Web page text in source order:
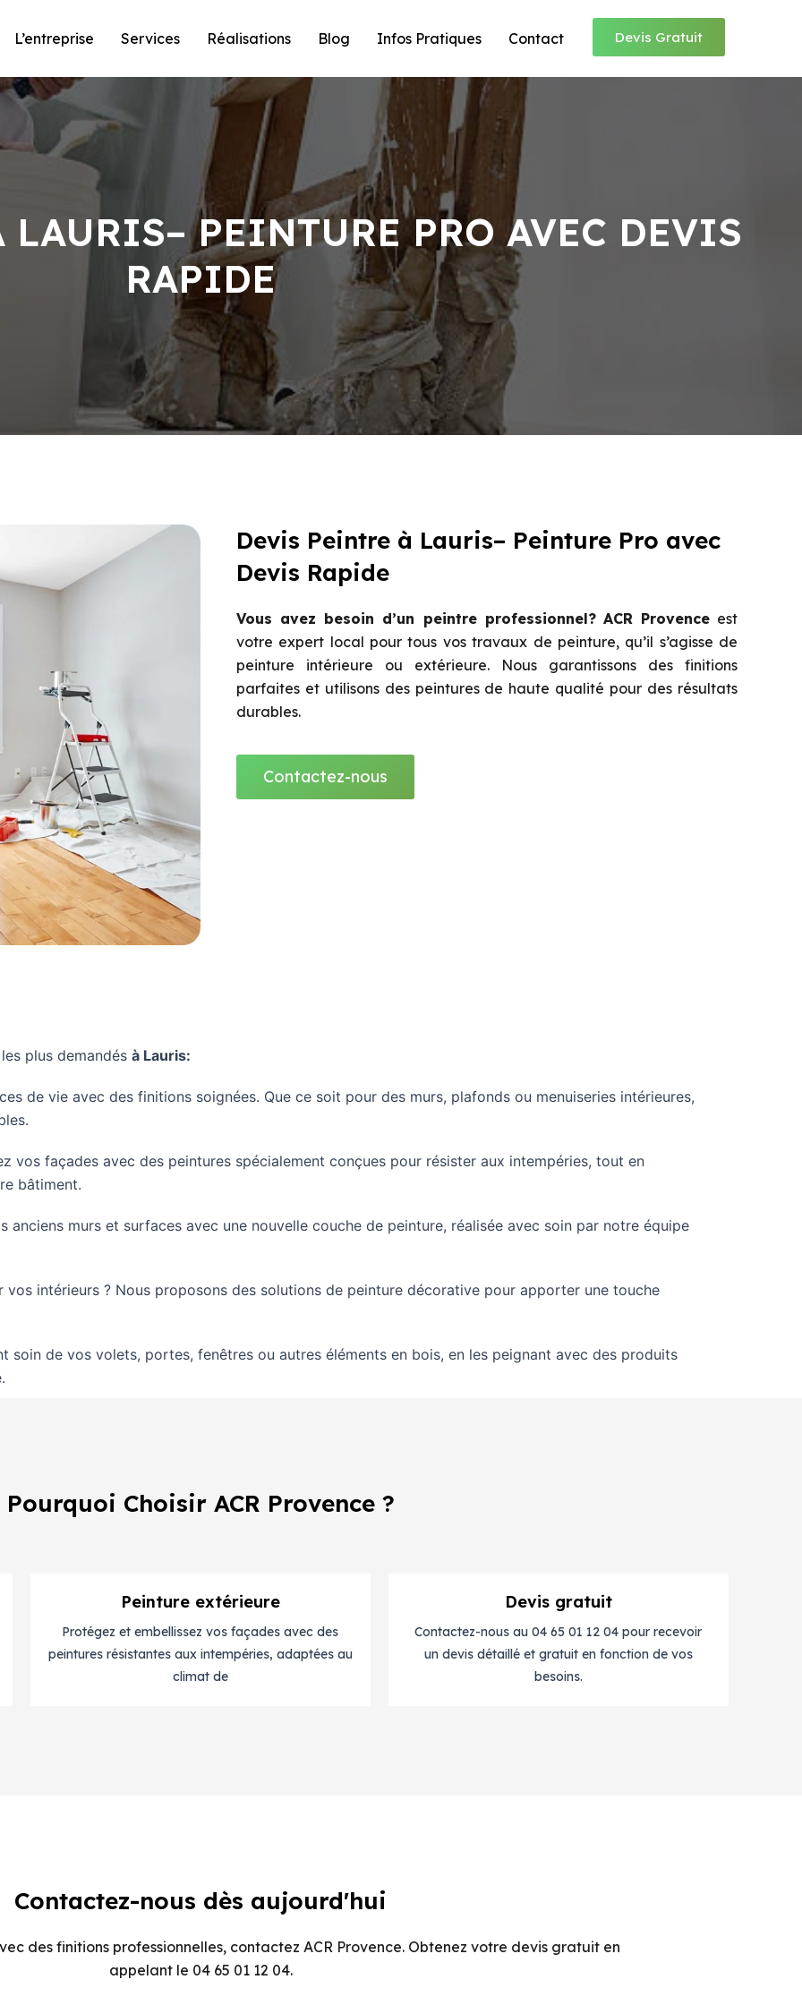
L’entreprise Services Réalisations Blog Infos Pratiques Contact Devis Gratuit
PEINTURE PRO AVEC DEVIS
RAPIDE
Devis Peintre à Lauris– Peinture Pro avec
Devis Rapide
Vous avez besoin d’un peintre professionnel? ACR Provenceest
votre expert local pour tous vos travaux de peinture, qu’il s’agisse de
peinture intérieure ou extérieure. Nous garantissons des finitions
parfaites et utilisons des peintures de haute qualité pour des résultats
durables.
Contactez-nous
plus demandés à Lauris:
de vie avec des finitions soignées. Que ce soit pour des murs, plafonds ou menuiseries intérieures,
vos façades avec des peintures spécialement conçues pour résister aux intempéries, tout en
bâtiment.
anciens murs et surfaces avec une nouvelle couche de peinture, réalisée avec soin par notre équipe
vos intérieurs ? Nous proposons des solutions de peinture décorative pour apporter une touche
soin de vos volets, portes, fenêtres ou autres éléments en bois, en les peignant avec des produits
Pourquoi Choisir ACR Provence ?
Peinture extérieure
Protégez et embellissez vos façades avec des
peintures résistantes aux intempéries, adaptées au
climat de
Devis gratuit
Contactez-nous au 04 65 01 12 04 pour recevoir
un devis détaillé et gratuit en fonction de vos
besoins.
Contactez-nous dès aujourd'hui
des finitions professionnelles, contactez ACR Provence. Obtenez votre devis gratuit en
appelant le 04 65 01 12 04.